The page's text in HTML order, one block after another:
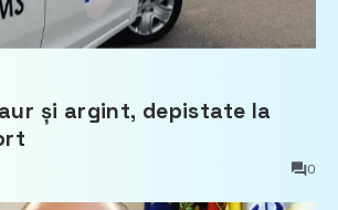
și argint, depistate la
0